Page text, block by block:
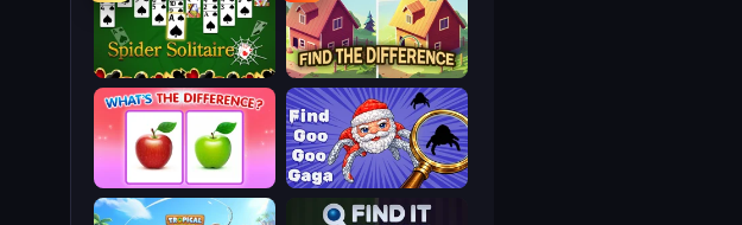
Find The Difference
Spider Solitaire
Find Goo Goo Gaga
What's The Difference?